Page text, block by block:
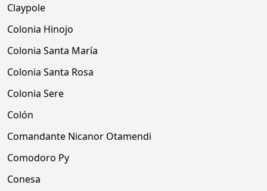
Claypole
Colonia Hinojo
Colonia Santa María
Colonia Santa Rosa
Colonia Sere
Colón
Comandante Nicanor Otamendi
Comodoro Py
Conesa